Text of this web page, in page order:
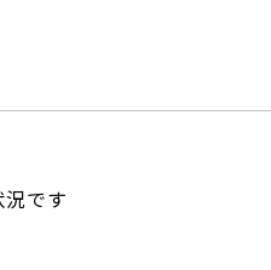
です